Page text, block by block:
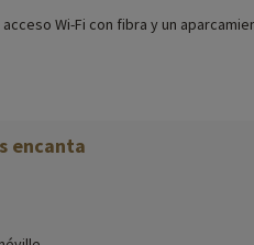
Wi-Fi con fibra y un
encanta